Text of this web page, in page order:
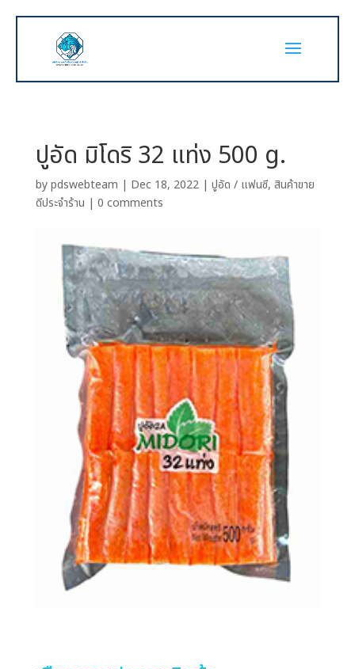
ปูอัด มิโดริ 32 แท่ง 500 g.
bypdswebteam | Dec 18, 2022| ปูอัด / แฟนซี, สินค้าขาย
ดีประจำร้าน | 0 comments